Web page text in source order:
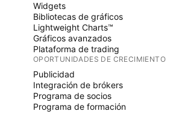
Widgets
Bibliotecas de gráficos
Lightweight Charts™
Gráficos avanzados
Plataforma de trading
OPORTUNIDADES DE CRECIMIENTO
Publicidad
Integración de brókers
Programa de socios
Programa de formación